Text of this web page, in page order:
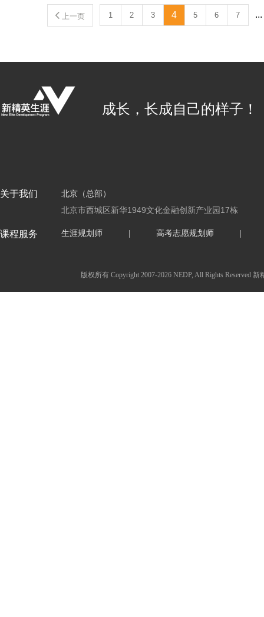
上一页 1 2 3 4 5 6 7 ...
成长，长成自己的样子！
关于我们
北京（总部）
北京市西城区新华1949文化金融创新产业园17栋
课程服务 生涯规划师 高考志愿规划师
版权所有 Copyright 2007-2026 NEDP, All Rights